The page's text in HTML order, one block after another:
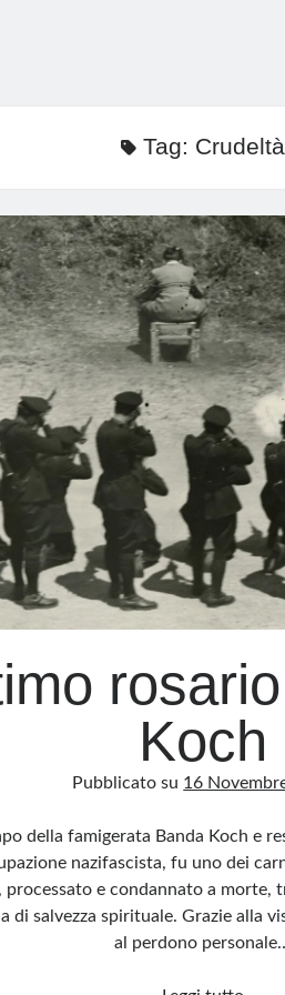
Tag: Crudeltà
Koch
Pubblicato su 16
della famigerata Banda Koch e
nazifascista, fu uno dei
processato e condannato a morte,
di salvezza spirituale. Grazie alla
al perdono